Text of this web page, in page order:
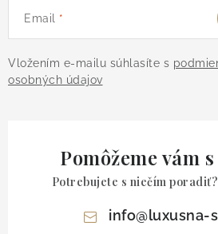
Email
Vložením e-mailu súhlasíte s
osobných údajov
Pomôžeme vám
Potrebujete s niečím
info@luxusna-